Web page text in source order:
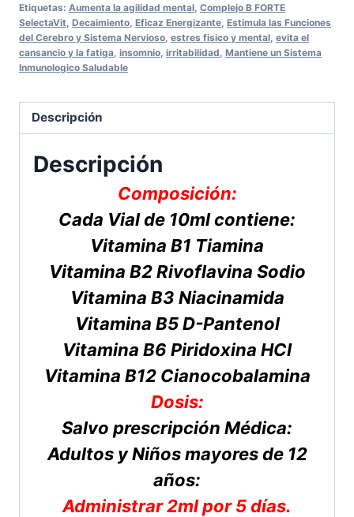
Etiquetas: Aumenta la agilidad mental Complejo B FORTE
SelectaVit Decaimiento Eficaz Energizante Estimula las Funciones
del Cerebro y Sistema Nervioso estres fisico y mental evita el
cansancio y la fatiga insomnio irritabilidad Mantiene un Sistema
Inmunologico Saludable
Descripción
Descripción
Composición:
Cada Vial de 10ml contiene:
Vitamina B1 Tiamina
Vitamina B2 Rivoflavina Sodio
Vitamina B3 Niacinamida
Vitamina B5 D-Pantenol
Vitamina B6 Piridoxina HCI
Vitamina B12 Cianocobalamina
Dosis:
Salvo prescripción Médica:
Adultos y Niños mayores de 12
años:
Administrar 2ml por 5 días.